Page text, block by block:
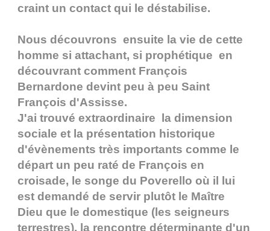
craint un contact qui le déstabilise.
Nous découvrons ensuite la vie de cette
homme si attachant, si prophétique en
découvrant comment François
Bernardone devint peu à peu Saint
François d'Assisse.
J'ai trouvé extraordinaire la dimension
sociale et la présentation historique
d'évènements très importants comme le
départ un peu raté de François en
croisade, le songe du Poverello où il lui
est demandé de servir plutôt le Maître
Dieu que le domestique (les seigneurs
terrestres), la rencontre déterminante d'un